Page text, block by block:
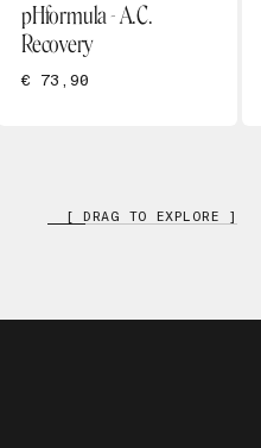
pHformula - A.C.
Recovery
€ 73,90
[ DRAG TO EXPLORE ]